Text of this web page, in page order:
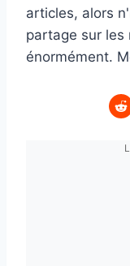
articles, alors
partage sur les
énormément.